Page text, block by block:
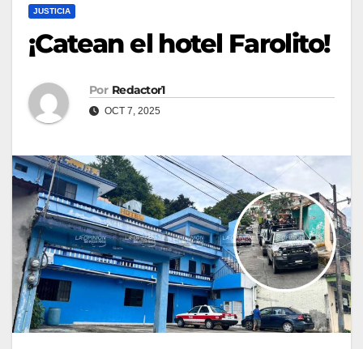
JUSTICIA
¡Catean el hotel Farolito!
Por Redactor1
OCT 7, 2025